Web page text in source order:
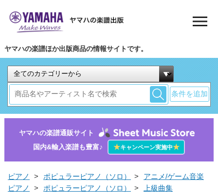
ヤマハの楽譜ほか出版商品の情報サイトです。
条件を追加
ヤマハの楽譜通販サイト
国内&輸入楽譜も豊富♪
★キャンペーン実施中★
ピアノ > ポピュラーピアノ（ソロ） >
アニメ/ゲーム音楽
ピアノ
> ポピュラーピアノ（ソロ） > 上級曲集